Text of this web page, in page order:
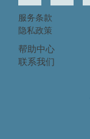
服务条款
隐私政策
帮助中心
联系我们